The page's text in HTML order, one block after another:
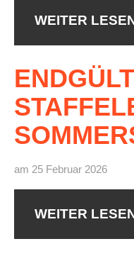
WEITER
am 25 Februar 2026
WEITER